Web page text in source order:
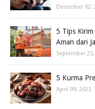
December 02,
5 Tips
Aman dari
September 25,
5 Kurma
April 09, 2023